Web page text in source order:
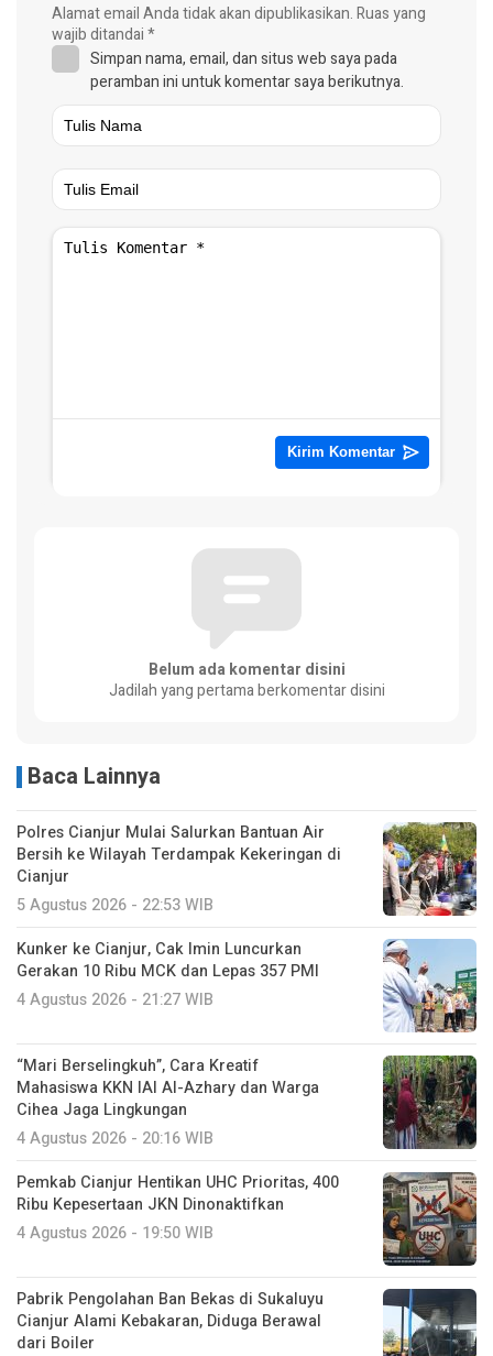
Alamat email Anda tidak akan dipublikasikan.Ruas yang
wajib ditandai*
Simpan nama, email, dan situs web saya pada
peramban ini untuk komentar saya berikutnya.
Belum ada komentar disini
Jadilah yang pertama berkomentar disini
Baca Lainnya
Polres Cianjur Mulai Salurkan Bantuan Air
Bersih ke Wilayah Terdampak Kekeringan di
Cianjur
5 Agustus 2026 - 22:53 WIB
Kunker ke Cianjur, Cak Imin Luncurkan
Gerakan 10 Ribu MCK dan Lepas 357 PMI
4 Agustus 2026 - 21:27 WIB
“Mari Berselingkuh”, Cara Kreatif
Mahasiswa KKN IAI Al-Azhary dan Warga
Cihea Jaga Lingkungan
4 Agustus 2026 - 20:16 WIB
Pemkab Cianjur Hentikan UHC Prioritas, 400
Ribu Kepesertaan JKN Dinonaktifkan
4 Agustus 2026 - 19:50 WIB
Pabrik Pengolahan Ban Bekas di Sukaluyu
Cianjur Alami Kebakaran, Diduga Berawal
dari Boiler